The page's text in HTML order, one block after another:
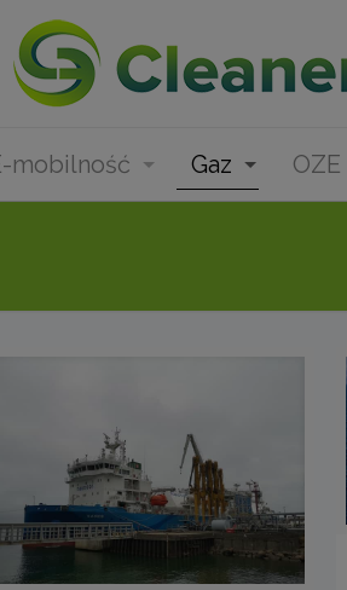
mobilność Gaz OZE